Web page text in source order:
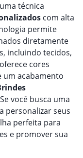
técnica
s com alta
permite
diretamente
incluindo tecidos,
oferece cores
um acabamento
você busca uma
personalizar seus
perfeita para
e promover sua